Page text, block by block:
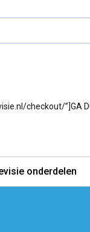
checkout/”]GA
onderdelen